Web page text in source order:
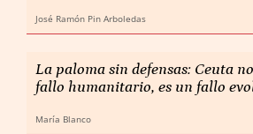
José Ramón Pin Arboledas
La paloma sin defensas: Ceuta
fallo humanitario, es un fallo
María Blanco